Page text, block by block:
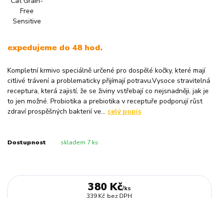
expedujeme do 48 hod.
Kompletní krmivo speciálně určené pro dospělé kočky, které mají
citlivé trávení a problematicky přijímají potravu.Vysoce stravitelná
receptura, která zajistí, že se živiny vstřebají co nejsnadněji, jak je
to jen možné. Probiotika a prebiotika v receptuře podporují růst
zdraví prospěšných bakterií ve... celý popis
Dostupnost skladem 7 ks
380 Kč/ks
339 Kč bez DPH